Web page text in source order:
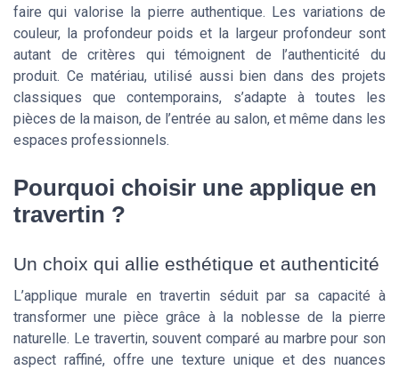
faire qui valorise la pierre authentique. Les variations de
couleur, la profondeur poids et la largeur profondeur sont
autant de critères qui témoignent de l’authenticité du
produit. Ce matériau, utilisé aussi bien dans des projets
classiques que contemporains, s’adapte à toutes les
pièces de la maison, de l’entrée au salon, et même dans les
espaces professionnels.
Pourquoi choisir une applique en
travertin ?
Un choix qui allie esthétique et authenticité
L’applique murale en travertin séduit par sa capacité à
transformer une pièce grâce à la noblesse de la pierre
naturelle. Le travertin, souvent comparé au marbre pour son
aspect raffiné, offre une texture unique et des nuances